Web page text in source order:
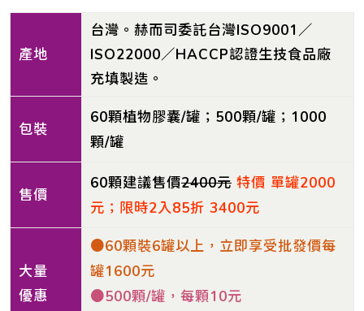
產地
台灣。赫而司委託台灣ISO9001／
ISO22000／HACCP認證生技食品廠
充填製造。
包裝
60顆植物膠囊/罐；500顆/罐；1000
顆/罐
售價
60顆建議售價2400元 特價 單罐2000
元；限時2入85折 3400元
大量
優惠
●60顆裝6罐以上，立即享受批發價每
罐1600元
●500顆/罐，每顆10元